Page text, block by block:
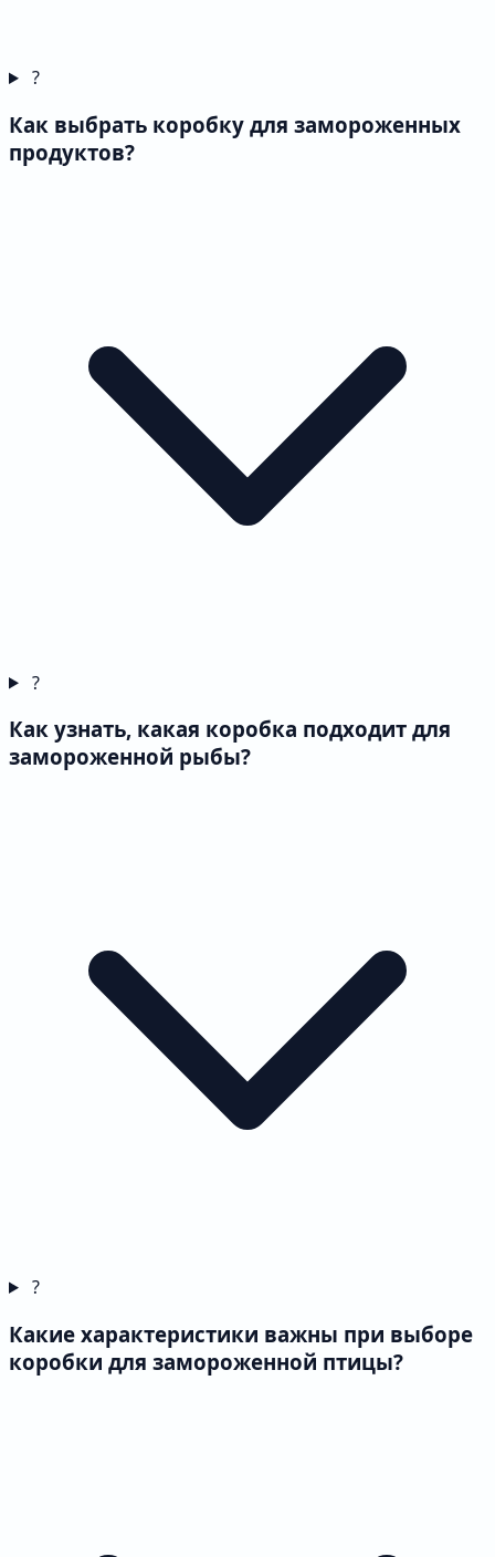
?
Как выбрать коробку для замороженных
продуктов?
?
Как узнать, какая коробка подходит для
замороженной рыбы?
?
Какие характеристики важны при выборе
коробки для замороженной птицы?